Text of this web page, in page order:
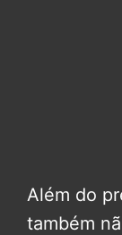
Além do
também